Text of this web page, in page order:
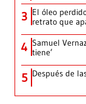
3 El óleo
retrato que
4 Samuel
tiene’
5 Después de